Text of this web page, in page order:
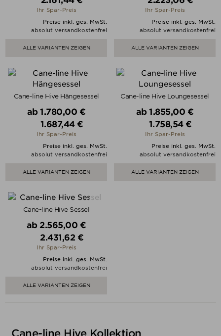
Preis
Ihr Spar-Preis
Preise inkl. ges. MwSt.
absolut versandkostenfrei
ALLE VARIANTEN ZEIGEN
Preis
Ihr Spar-Preis
Preise inkl. ges. MwSt.
absolut versandkostenfrei
ALLE VARIANTEN ZEIGEN
Cane-line Hive Hängesessel
Verkaufspreis
ab 1.780,00 €
Preis
1.687,44 €
Ihr Spar-Preis
Preise inkl. ges. MwSt.
absolut versandkostenfrei
ALLE VARIANTEN ZEIGEN
Cane-line Hive Loungesessel
Verkaufspreis
ab 1.855,00 €
Preis
1.758,54 €
Ihr Spar-Preis
Preise inkl. ges. MwSt.
absolut versandkostenfrei
ALLE VARIANTEN ZEIGEN
Cane-line Hive Sessel
Verkaufspreis
ab 2.565,00 €
Preis
2.431,62 €
Ihr Spar-Preis
Preise inkl. ges. MwSt.
absolut versandkostenfrei
ALLE VARIANTEN ZEIGEN
Cane-line Hive Kollektion